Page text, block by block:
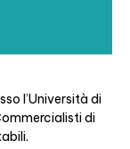
l’Università di
di